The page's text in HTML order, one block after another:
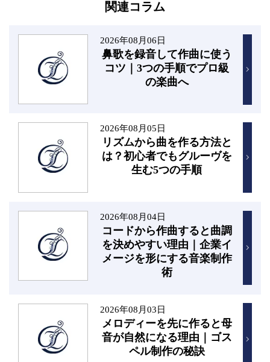
関連コラム
2026年08月06日
鼻歌を録音して作曲に使う
コツ｜3つの手順でプロ級
の楽曲へ
2026年08月05日
リズムから曲を作る方法と
は？初心者でもグルーヴを
生む5つの手順
2026年08月04日
コードから作曲すると曲調
を決めやすい理由｜企業イ
メージを形にする音楽制作
術
2026年08月03日
メロディーを先に作ると母
音が自然になる理由｜ゴス
ペル制作の秘訣